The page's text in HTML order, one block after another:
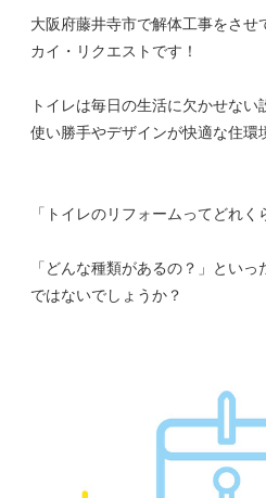
大阪府藤井寺市で解体工事をさせ
カイ・リクエストです！
トイレは毎日の生活に欠かせない
使い勝手やデザインが快適な住環
「トイレのリフォームってどれく
「どんな種類があるの？」とい
ではないでしょうか？